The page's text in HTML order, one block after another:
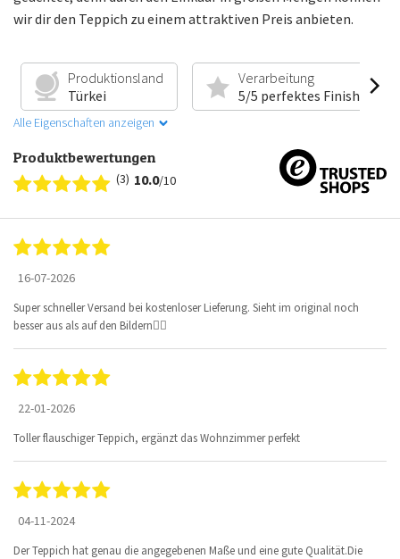
wir dir den Teppich zu einem attraktiven Preis anbieten.
Produktionsland
Türkei
Verarbeitung
5/5 perfektes Finish
Alle Eigenschaften anzeigen
Produktbewertungen
(3) 10.0/10
16-07-2026
Super schneller Versand bei kostenloser Lieferung. Sieht im original noch
besser aus als auf den Bildern👍🏻
22-01-2026
Toller flauschiger Teppich, ergänzt das Wohnzimmer perfekt
04-11-2024
Der Teppich hat genau die angegebenen Maße und eine gute Qualität.Die